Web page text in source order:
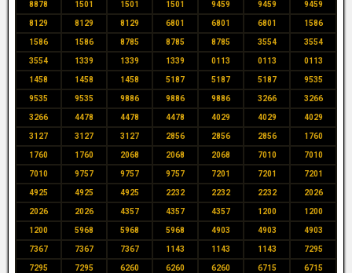
8878 1501 1501 1501 9459 9459 9459
8129 8129 8129 6801 6801 6801 1586
1586 1586 8785 8785 8785 3554 3554
3554 1339 1339 1339 0113 0113 0113
1458 1458 1458 5187 5187 5187 9535
9535 9535 9886 9886 9886 3266 3266
3266 4478 4478 4478 4029 4029 4029
3127 3127 3127 2856 2856 2856 1760
1760 1760 2068 2068 2068 7010 7010
7010 9757 9757 9757 7201 7201 7201
4925 4925 4925 2232 2232 2232 2026
2026 2026 4357 4357 4357 1200 1200
1200 5968 5968 5968 4903 4903 4903
7367 7367 7367 1143 1143 1143 7295
7295 7295 6260 6260 6260 6715 6715